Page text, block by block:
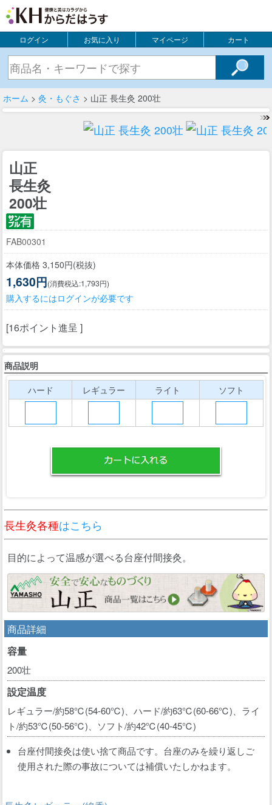
ログイン お気に入り マイページ カート
ホーム > 灸・もぐさ > 山正 長生灸 200壮
山正
長生灸
200壮
FAB00301
本体価格 3,150円(税抜)
1,630円(消費税込:1,793円)
購入するにはログインが必要です
[16ポイント進呈 ]
商品説明
ハード レギュラー ライト ソフト
長生灸各種はこちら
目的によって温感が選べる台座付間接灸。
商品詳細
容量
200壮
設定温度
レギュラー/約58℃(54-60℃)、ハード/約63℃(60-66℃)、ライ
ト/約53℃(50-56℃)、ソフト/約42℃(40-45℃)
台座付間接灸は使い捨て商品です。台座のみを繰り返しご
使用された際の事故については補償いたしかねます。